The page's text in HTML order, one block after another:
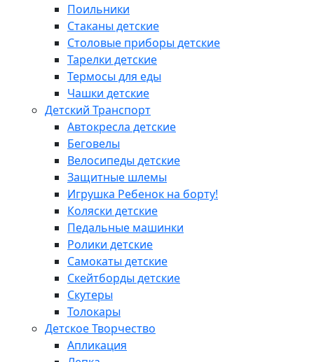
Поильники
Стаканы детские
Столовые приборы детские
Тарелки детские
Термосы для еды
Чашки детские
Детский Транспорт
Автокресла детские
Беговелы
Велосипеды детские
Защитные шлемы
Игрушка Ребенок на борту!
Коляски детские
Педальные машинки
Ролики детские
Самокаты детские
Скейтборды детские
Скутеры
Толокары
Детское Творчество
Апликация